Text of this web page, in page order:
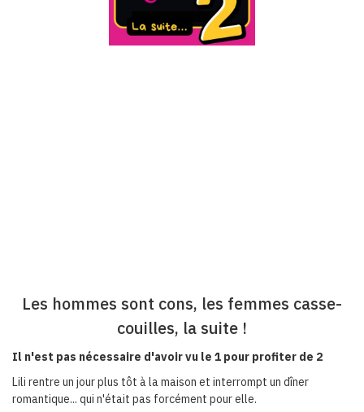
Les hommes sont cons, les femmes casse-
couilles, la suite !
Il n'est pas nécessaire d'avoir vu le 1 pour profiter de 2
Lili rentre un jour plus tôt à la maison et interrompt un dîner
romantique... qui n'était pas forcément pour elle.